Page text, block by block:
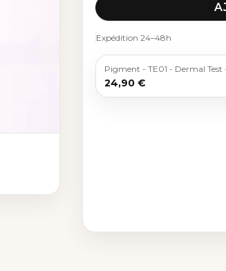
Expédition 24–48h
Pigment - TE01 - Dermal Test
24,90 €